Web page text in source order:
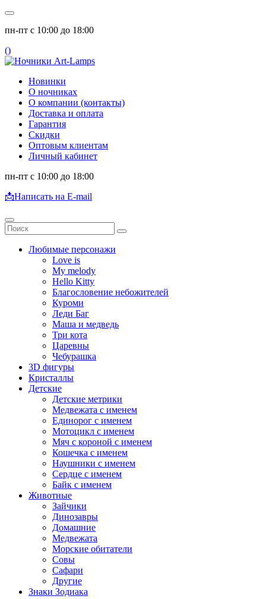
пн-пт с 10:00 до 18:00
()
Новинки
О ночниках
О компании (контакты)
Доставка и оплата
Гарантия
Скидки
Оптовым клиентам
Личный кабинет
пн-пт с 10:00 до 18:00
📩Написать на E-mail
Любимые персонажи
Love is
My melody
Hello Kitty
Благословение небожителей
Куроми
Леди Баг
Маша и медведь
Три кота
Царевны
Чебурашка
3D фигуры
Кристаллы
Детские
Детские метрики
Медвежата с именем
Единорог с именем
Мотоцикл с именем
Мяч с короной с именем
Кошечка с именем
Наушники с именем
Сердце с именем
Байк с именем
Животные
Зайчики
Динозавры
Домашние
Медвежата
Морские обитатели
Совы
Сафари
Другие
Знаки Зодиака